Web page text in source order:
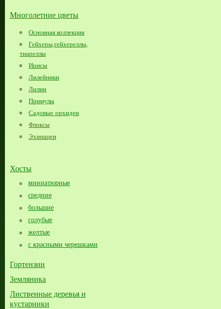
Многолетние цветы
Основная коллекция
Гейхеры,гейхереллы,
тиареллы
Ирисы
Лилейники
Лилии
Примулы
Садовые орхидеи
Флоксы
Эхинацеи
Хосты
миниатюрные
средние
большие​
голубые
желтые
с красными черешками
Гортензии
Земляника
Лиственные деревья и
кустарники